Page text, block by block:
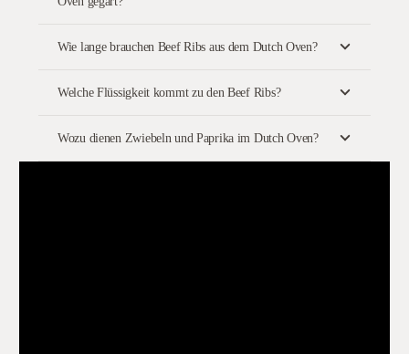
Wie lange brauchen Beef Ribs aus dem Dutch Oven?
Welche Flüssigkeit kommt zu den Beef Ribs?
Wozu dienen Zwiebeln und Paprika im Dutch Oven?